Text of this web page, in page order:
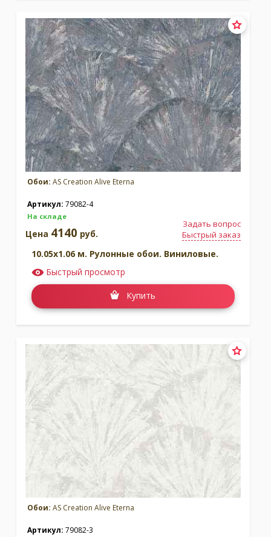
Обои: AS Creation Alive Eterna
Артикул: 79082-4
На складе
Задать вопрос
Быстрый заказ
Цена 4140 руб.
10.05x1.06 м. Рулонные обои. Виниловые.
Быстрый просмотр
Купить
Обои: AS Creation Alive Eterna
Артикул: 79082-3